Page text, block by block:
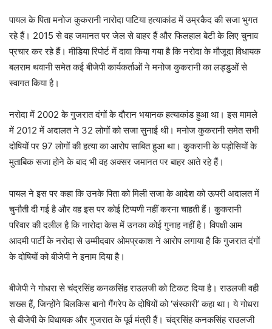
पायल के पिता मनोज कुकरानी नारोदा पाटिया हत्याकांड में उम्रकैद की सजा भुगत
रहे हैं। 2015 से वह जमानत पर जेल से बाहर हैं और फिलहाल बेटी के लिए चुनाव
प्रचार कर रहे हैं। मीडिया रिपोर्ट में दावा किया गया है कि नरोदा के मौजूदा विधायक
बलराम थवानी समेत कई बीजेपी कार्यकर्ताओं ने मनोज कुकरानी का लड्डुओं से
स्वागत किया है।
नरोदा में 2002 के गुजरात दंगों के दौरान भयानक हत्याकांड हुआ था। इस मामले
में 2012 में अदालत ने 32 लोगों को सजा सुनाई थी। मनोज कुकरानी समेत सभी
दोषियों पर 97 लोगों की हत्या का आरोप साबित हुआ था। कुकरानी के पड़ोसियों के
मुताबिक सजा होने के बाद भी वह अक्सर जमानत पर बाहर आते रहे हैं।
पायल ने इस पर कहा कि उनके पिता को मिली सजा के आदेश को ऊपरी अदालत में
चुनौती दी गई है और वह इस पर कोई टिप्पणी नहीं करना चाहती हैं। कुकरानी
परिवार की दलील है कि नारोदा केस में उनका कोई गुनाह नहीं है। विपक्षी आम
आदमी पार्टी के नरोदा से उम्मीदवार ओमप्रकाश ने आरोप लगाया है कि गुजरात दंगों
के दोषियों को बीजेपी ने इनाम दिया है।
बीजेपी ने गोधरा से चंद्रसिंह कनकसिंह राउलजी को टिकट दिया है। राउलजी वही
शख्स हैं, जिन्होंने बिलकिस बानो गैंगरेप के दोषियों को ‘संस्कारी’ कहा था। ये गोधरा
से बीजेपी के विधायक और गुजरात के पूर्व मंत्री हैं। चंद्रसिंह कनकसिंह राउलजी